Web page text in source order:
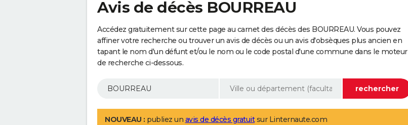
Avis de décès BOURREAU
Accédez gratuitement sur cette page au carnet des décès des BOURREAU. Vous pouvez
affiner votre recherche ou trouver un avis de décès ou un avis d'obsèques plus ancien en
tapant le nom d'un défunt et/ou le nom ou le code postal d'une commune dans le moteur
de recherche ci-dessous.
NOUVEAU : publiez un avis de décès gratuitsur Linternaute.com